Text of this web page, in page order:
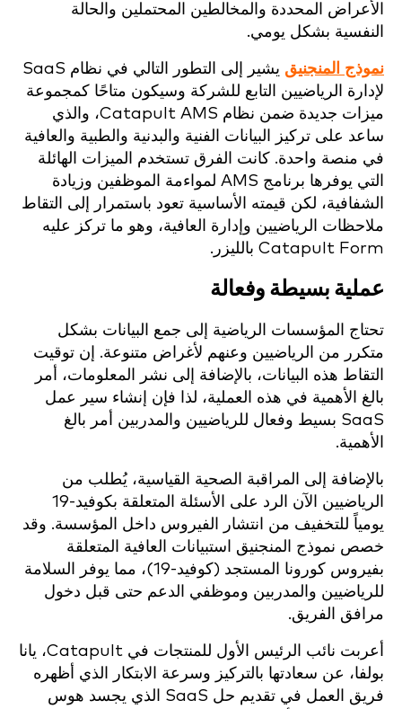
الأعراض المحددة والمخالطين المحتملين والحالة
النفسية بشكل يومي.
نموذج المنجنيق
يشير إلى التطور التالي في نظام SaaS
لإدارة الرياضيين التابع للشركة وسيكون متاحًا كمجموعة
ميزات جديدة ضمن نظام Catapult AMS، والذي
ساعد على تركيز البيانات الفنية والبدنية والطبية والعافية
في منصة واحدة. كانت الفرق تستخدم الميزات الهائلة
التي يوفرها برنامج AMS لمواءمة الموظفين وزيادة
الشفافية، لكن قيمته الأساسية تعود باستمرار إلى التقاط
ملاحظات الرياضيين وإدارة العافية، وهو ما تركز عليه
Catapult Form بالليزر.
عملية بسيطة وفعالة
تحتاج المؤسسات الرياضية إلى جمع البيانات بشكل
متكرر من الرياضيين وعنهم لأغراض متنوعة. إن توقيت
التقاط هذه البيانات، بالإضافة إلى نشر المعلومات، أمر
بالغ الأهمية في هذه العملية، لذا فإن إنشاء سير عمل
SaaS بسيط وفعال للرياضيين والمدربين أمر بالغ
الأهمية.
بالإضافة إلى المراقبة الصحية القياسية، يُطلب من
الرياضيين الآن الرد على الأسئلة المتعلقة بكوفيد-19
يومياً للتخفيف من انتشار الفيروس داخل المؤسسة. وقد
خصص نموذج المنجنيق استبيانات العافية المتعلقة
بفيروس كورونا المستجد (كوفيد-19)، مما يوفر السلامة
للرياضيين والمدربين وموظفي الدعم حتى قبل دخول
مرافق الفريق.
أعربت نائب الرئيس الأول للمنتجات في Catapult، يانا
بولفا، عن سعادتها بالتركيز وسرعة الابتكار الذي أظهره
فريق العمل في تقديم حل SaaS الذي يجسد هوس